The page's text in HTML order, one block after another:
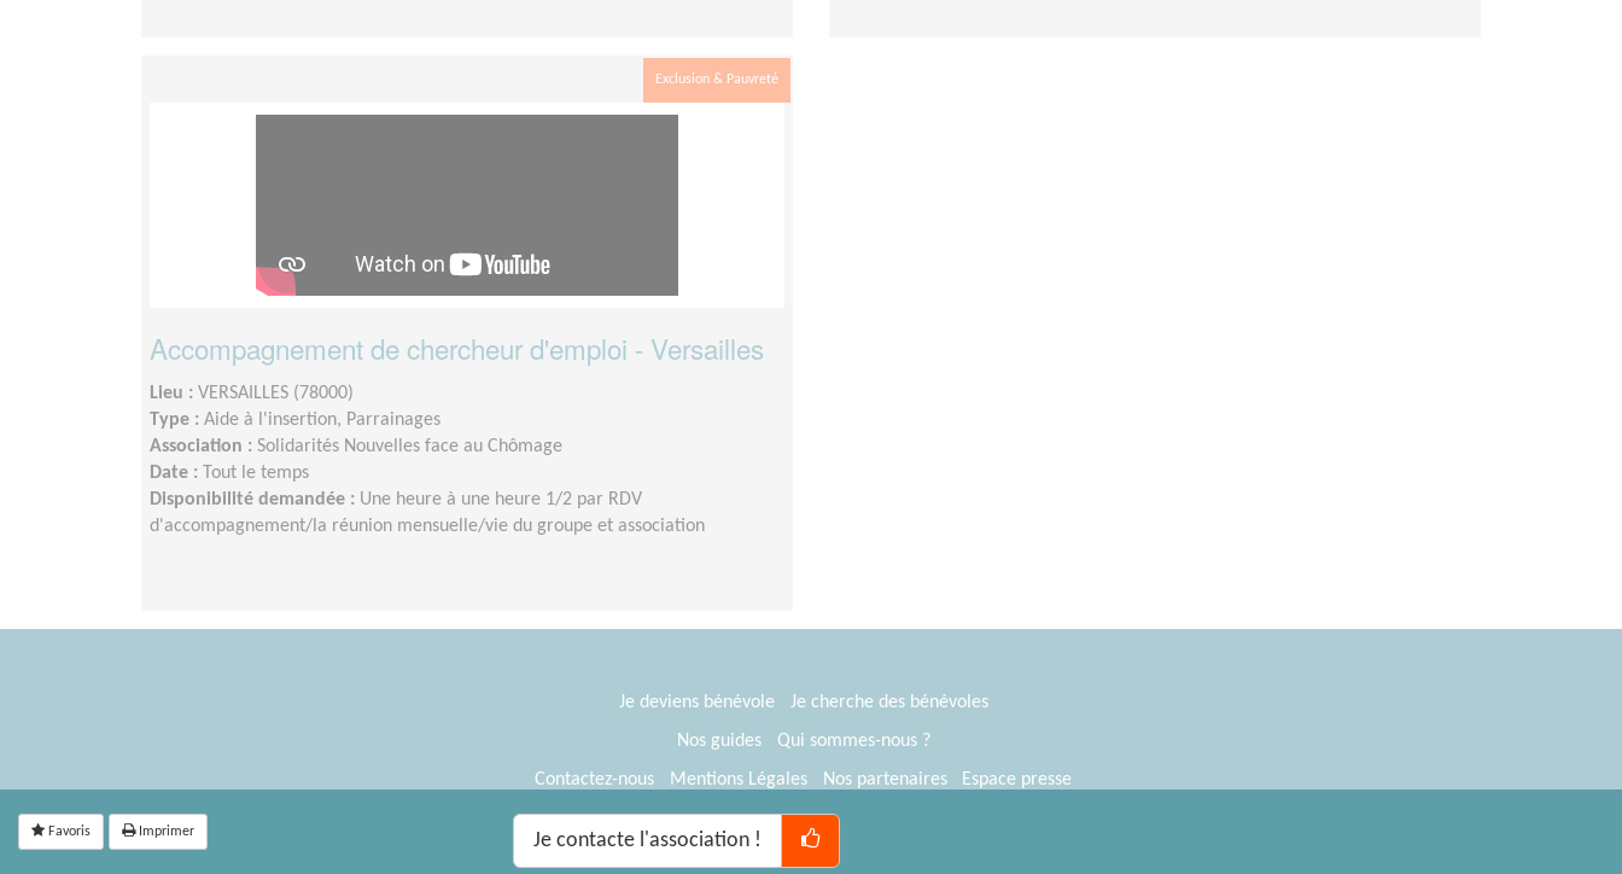
Exclusion & Pauvreté
Accompagnement de chercheur d'emploi - Versailles
Lieu : VERSAILLES (78000)
Type : Aide à l'insertion, Parrainages
Association : Solidarités Nouvelles face au Chômage
Date :
Tout le temps
Disponibilité demandée : Une heure à une heure 1/2 par RDV
d'accompagnement/la réunion mensuelle/vie du groupe et association
Favoris Imprimer Je contacte l'association !
Je deviens bénévole
Je cherche des bénévoles
Nos guides
Qui sommes-nous ?
Contactez-nous
Mentions Légales Nos partenaires
Espace presse
® Tous Bénévoles 2012-2026